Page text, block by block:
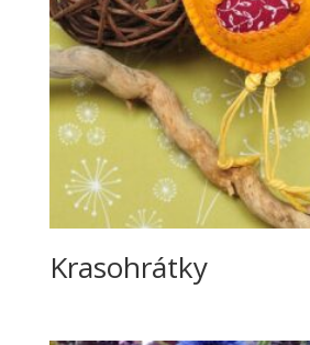
Krasohrátky